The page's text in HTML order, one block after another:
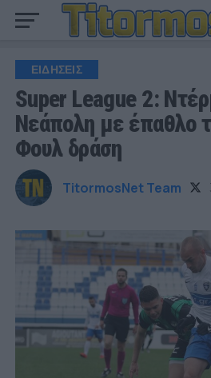
ΕΙΔΗΣΕΙΣ
Super League 2:
Νεάπολη με έπαθλο
Φουλ δράση
TitormosNet Team